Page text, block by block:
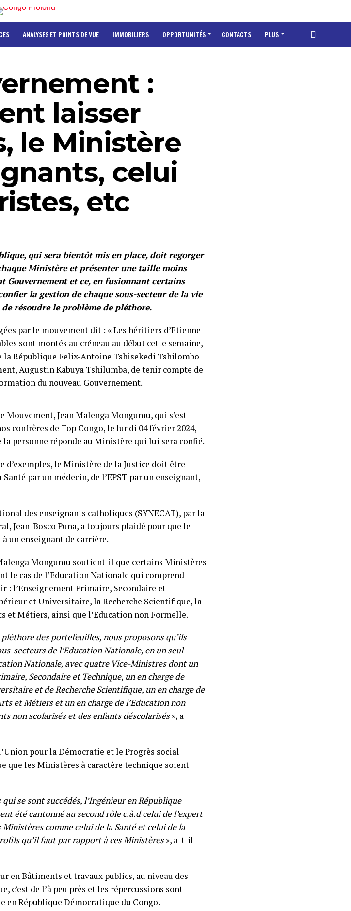
ANALYSES ET POINTS DE VUE IMMOBILIERS OPPORTUNITÉS CONTACTS PLUS
:
laisser
le Ministère
celui
etc
qui sera bientôt mis en place, doit regorger
Ministère et présenter une taille moins
Gouvernement et ce, en fusionnant certains
la gestion de chaque sous-secteur de la vie
résoudre le problème de pléthore.
par le mouvement dit : « Les héritiers d’Etienne
sont montés au créneau au début cette semaine,
la République Felix-Antoine Tshisekedi Tshilombo
Augustin Kabuya Tshilumba, de tenir compte de
du nouveau Gouvernement.
Mouvement, Jean Malenga Mongumu, qui s’est
confrères de Top Congo, le lundi 04 février 2024,
personne réponde au Ministère qui lui sera confié.
le Ministère de la Justice doit être
par un médecin, de l’EPST par un enseignant,
des enseignants catholiques (SYNECAT), par la
Jean-Bosco Puna, a toujours plaidé pour que le
un enseignant de carrière.
Mongumu soutient-il que certains Ministères
le cas de l’Education Nationale qui comprend
: l’Enseignement Primaire, Secondaire et
et Universitaire, la Recherche Scientifique, la
et Métiers, ainsi que l’Education non Formelle.
des portefeuilles, nous proposons qu’ils
secteurs de l’Education Nationale, en un seul
Nationale, avec quatre Vice-Ministres dont un
Secondaire et Technique, un en charge de
et de Recherche Scientifique, un en charge de
et Métiers et un en charge de l’Education non
non scolarisés et des enfants déscolarisés», a
pour la Démocratie et le Progrès social
que les Ministères à caractère technique soient
se sont succédés, l’Ingénieur en République
été cantonné au second rôle c.à.d celui de l’expert
Ministères comme celui de la Santé et celui de la
qu’il faut par rapport à ces Ministères», a-t-il
en Bâtiments et travaux publics, au niveau des
c’est de l’à peu près et les répercussions sont
en République Démocratique du Congo.